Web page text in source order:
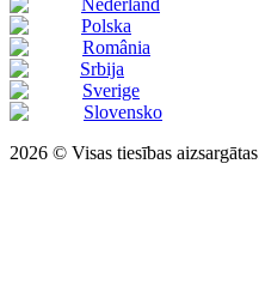
Polska
România
Srbija
Sverige
Slovensko
2026 © Visas tiesības